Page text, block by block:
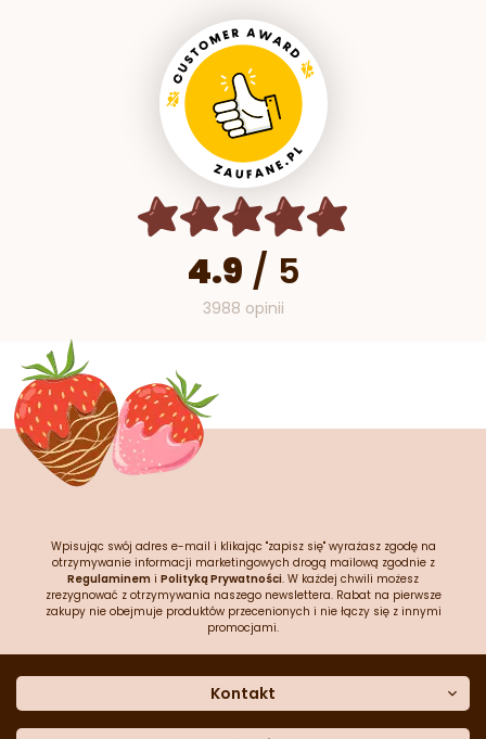
4.9 / 5
3988 opinii
Wpisując swój adres e-mail i klikając "zapisz się" wyrażasz zgodę na
otrzymywanie informacji marketingowych drogą mailową zgodnie z
Regulaminem i Polityką Prywatności. W każdej chwili możesz
zrezygnować z otrzymywania naszego newslettera. Rabat na pierwsze
zakupy nie obejmuje produktów przecenionych i nie łączy się z innymi
promocjami.
Kontakt